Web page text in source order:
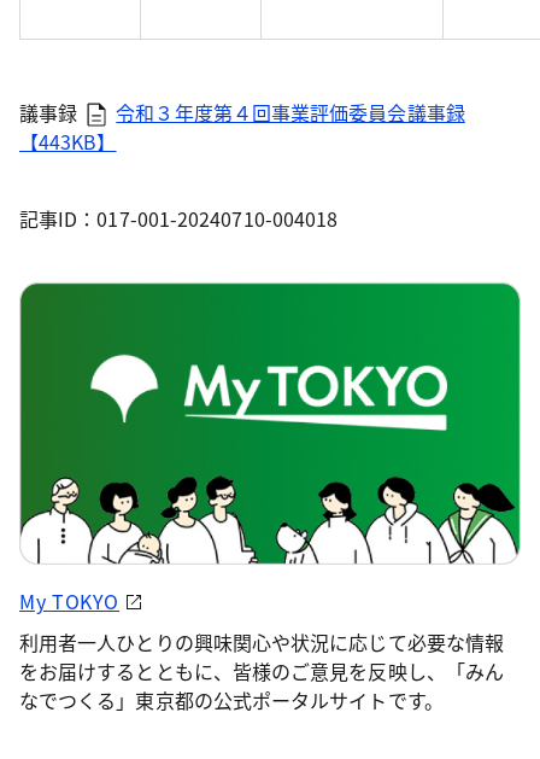
議事録
令和３年度第４回事業評価委員会議事録
【443KB】
記事ID：017-001-20240710-004018
My TOKYO
利用者一人ひとりの興味関心や状況に応じて必要な情報
をお届けするとともに、皆様のご意見を反映し、「みん
なでつくる」東京都の公式ポータルサイトです。